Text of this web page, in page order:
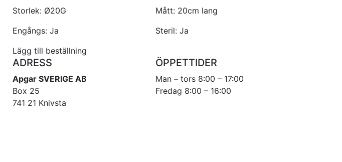
Storlek: Ø20G Mått: 20cm lang
Engångs: Ja Steril: Ja
Lägg till beställning
ADRESS
Apgar SVERIGE AB
Box 25
741 21 Knivsta
ÖPPETTIDER
Man – tors 8:00 – 17:00
Fredag 8:00 – 16:00